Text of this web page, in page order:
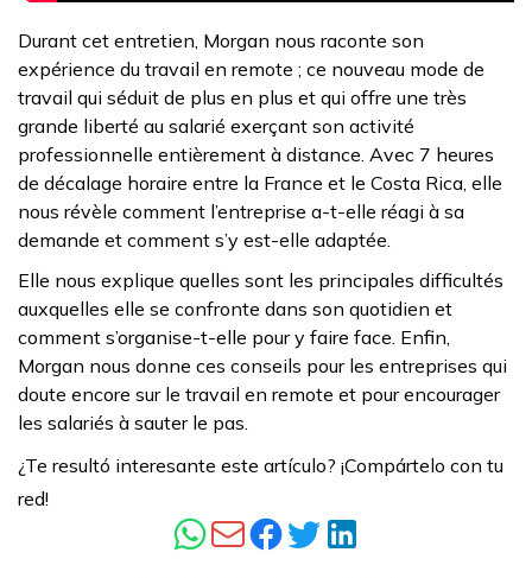
Durant cet entretien, Morgan nous raconte son
expérience du travail en remote ; ce nouveau mode de
travail qui séduit de plus en plus et qui offre une très
grande liberté au salarié exerçant son activité
professionnelle entièrement à distance. Avec 7 heures
de décalage horaire entre la France et le Costa Rica, elle
nous révèle comment l’entreprise a-t-elle réagi à sa
demande et comment s’y est-elle adaptée.
Elle nous explique quelles sont les principales difficultés
auxquelles elle se confronte dans son quotidien et
comment s’organise-t-elle pour y faire face. Enfin,
Morgan nous donne ces conseils pour les entreprises qui
doute encore sur le travail en remote et pour encourager
les salariés à sauter le pas.
¿Te resultó interesante este artículo? ¡Compártelo con tu
red!